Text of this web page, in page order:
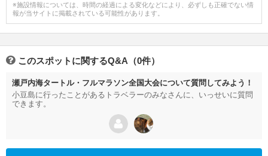
※施設情報については、時間の経過による変化などにより、必ずしも正確でない情
報が当サイトに掲載されている可能性があります。
このスポットに関するQ&A（0件）
瀬戸内海タートル・フルマラソン全国大会について質問してみよう！
小豆島に行ったことがあるトラベラーのみなさんに、いっせいに質問
できます。